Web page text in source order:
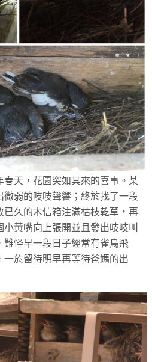
天，花園突如其來的喜事。某
弱的吱吱聲響；終於找了一段
已久的木信箱注滿枯枝乾草，再
黃嘴向上張開並且發出吱吱叫
怪早一段日子經常有雀鳥飛
於留待明早再等待爸媽的出